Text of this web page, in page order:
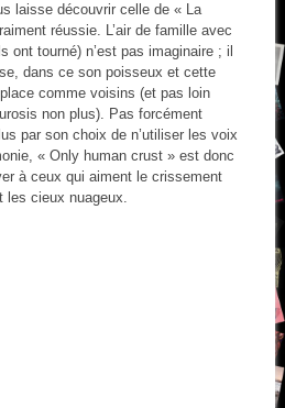
laisse découvrir celle de « La
réussie. L’air de famille avec
ont tourné) n’est pas imaginaire ; il
dans ce son poisseux et cette
comme voisins (et pas loin
non plus). Pas forcément
par son choix de n’utiliser les voix
« Only human crust » est donc
à ceux qui aiment le crissement
les cieux nuageux.